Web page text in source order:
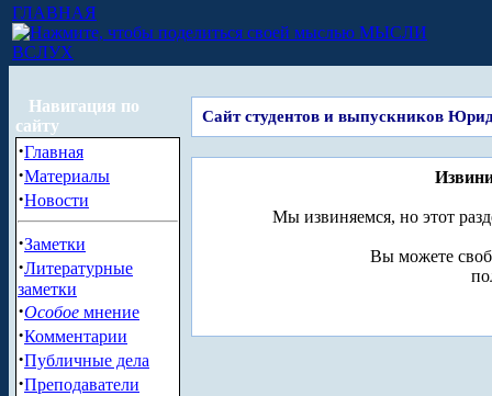
ГЛАВНАЯ
МЫСЛИ
ВСЛУХ
Навигация по
сайту
·Главная
·Материалы
·Новости
·Заметки
·Литературные
заметки
·Особое мнение
·Комментарии
·Публичные дела
·Преподаватели
Сайт студентов и выпускников
Мы извиняемся, но этот
Вы можете